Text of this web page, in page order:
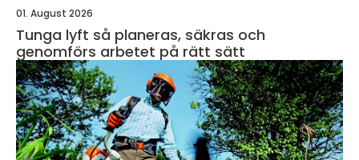
01. August 2026
Tunga lyft så planeras, säkras och
genomförs arbetet på rätt sätt